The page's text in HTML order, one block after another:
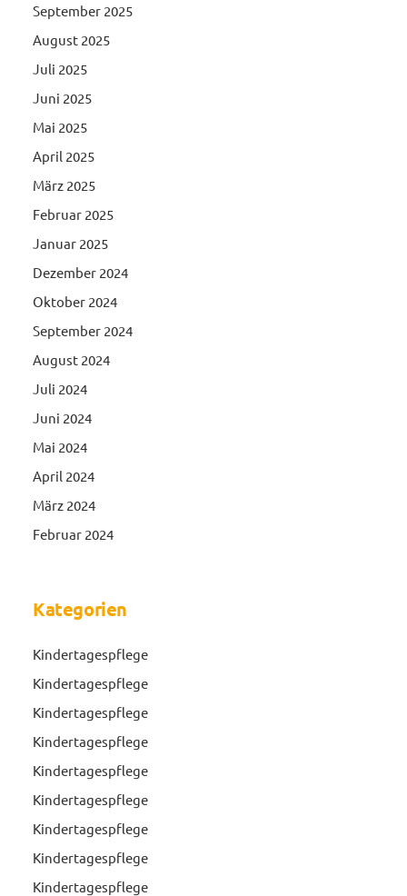
September 2025
August 2025
Juli 2025
Juni 2025
Mai 2025
April 2025
März 2025
Februar 2025
Januar 2025
Dezember 2024
Oktober 2024
September 2024
August 2024
Juli 2024
Juni 2024
Mai 2024
April 2024
März 2024
Februar 2024
Kategorien
Kindertagespflege
Kindertagespflege
Kindertagespflege
Kindertagespflege
Kindertagespflege
Kindertagespflege
Kindertagespflege
Kindertagespflege
Kindertagespflege